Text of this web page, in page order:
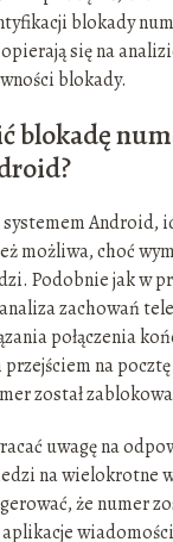
blokady
się na
blokady.
blokadę
systemem Android,
możliwa, choć
Podobnie jak w
zachowań
połączenia
na
został
uwagę na
na wielokrotne
że numer